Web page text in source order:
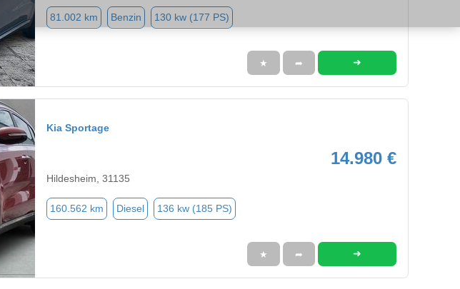
81.002 km Benzin 130 kw (177 PS)
★ ➦ ➜
Kia Sportage
14.980 €
Hildesheim, 31135
160.562 km Diesel 136 kw (185 PS)
★ ➦ ➜